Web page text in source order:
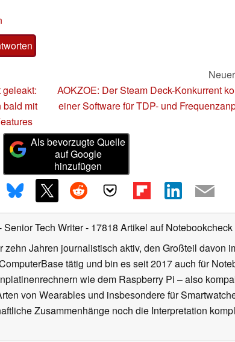
bald mit
AOKZOE: Der Steam Deck-Konkurrent
einer Software für TDP- und
Als bevorzugte Quelle
auf Google
hinzufügen
Senior Tech Writer- 17818 Artikel auf
zehn Jahren journalistisch aktiv, den Großteil davon
tätig und bin es seit 2017 auch für
wie dem Raspberry Pi – also
von Wearables und insbesondere für
Zusammenhänge noch die Interpretation